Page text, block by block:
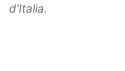
d'Italia.